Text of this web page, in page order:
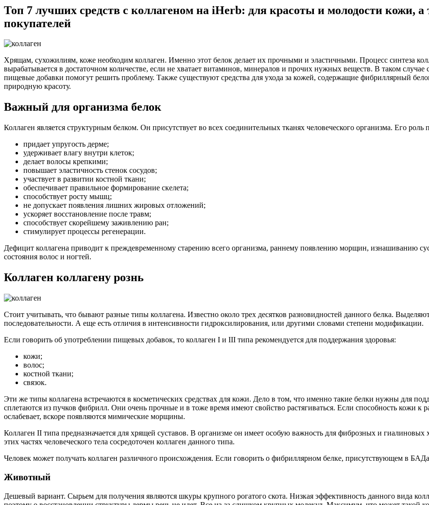
Топ 7 лучших средств с коллагеном на iHerb: для красоты и молодости кожи,
покупателей
Хрящам, сухожилиям, коже необходим коллаген. Именно этот белок делает их прочными и эластичными. Процесс синтеза
вырабатывается в достаточном количестве, если не хватает витаминов, минералов и прочих нужных веществ. В таком
пищевые добавки помогут решить проблему. Также существуют средства для ухода за кожей, содержащие фибриллярный
природную красоту.
Важный для организма белок
Коллаген является структурным белком. Он присутствует во всех соединительных тканях человеческого организма. Его
придает упругость дерме;
удерживает влагу внутри клеток;
делает волосы крепкими;
повышает эластичность стенок сосудов;
участвует в развитии костной ткани;
обеспечивает правильное формирование скелета;
способствует росту мышц;
не допускает появления лишних жировых отложений;
ускоряет восстановление после травм;
способствует скорейшему заживлению ран;
стимулирует процессы регенерации.
Дефицит коллагена приводит к преждевременному старению всего организма, раннему появлению морщин, изнашиванию
состояния волос и ногтей.
Коллаген коллагену рознь
Стоит учитывать, что бывают разные типы коллагена. Известно около трех десятков разновидностей данного белка.
последовательности. А еще есть отличия в интенсивности гидроксилирования, или другими словами степени модификации.
Если говорить об употреблении пищевых добавок, то коллаген I и III типа рекомендуется для поддержания здоровья:
кожи;
волос;
костной ткани;
связок.
Эти же типы коллагена встречаются в косметических средствах для кожи. Дело в том, что именно такие белки нужны для
сплетаются из пучков фибрилл. Они очень прочные и в тоже время имеют свойство растягиваться. Если способность кожи
ослабевает, вскоре появляются мимические морщины.
Коллаген II типа предназначается для хрящей суставов. В организме он имеет особую важность для фиброзных и
этих частях человеческого тела сосредоточен коллаген данного типа.
Человек может получать коллаген различного происхождения. Если говорить о фибриллярном белке, присутствующем в
Животный
Дешевый вариант. Сырьем для получения являются шкуры крупного рогатого скота. Низкая эффективность данного вида